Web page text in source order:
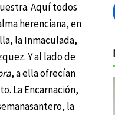
Aquí todos
herenciana, en
la Inmaculada,
Y al lado de
, a ella ofrecían
La Encarnación,
la